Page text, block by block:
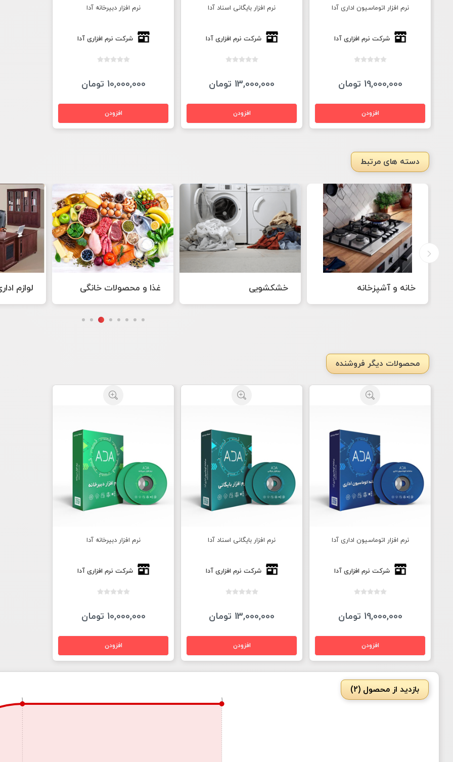
نرم افزار اتوماسیون اداری آدا
شرکت نرم افزاری آدا
19,000,000 تومان
نرم افزار بایگانی اسناد آدا
شرکت نرم افزاری آدا
13,000,000 تومان
نرم افزار دبیرخانه آدا
شرکت نرم افزاری آدا
10,000,000 تومان
دسته های مرتبط
خشکشویی غذا و محصولات خانگی لوازم اداری هنر های
محصولات دیگر فروشنده
نرم افزار اتوماسیون اداری آدا
شرکت نرم افزاری آدا
19,000,000 تومان
نرم افزار بایگانی اسناد آدا
شرکت نرم افزاری آدا
13,000,000 تومان
نرم افزار دبیرخانه آدا
شرکت نرم افزاری آدا
10,000,000 تومان
بازدید از محصول (2)
1 1